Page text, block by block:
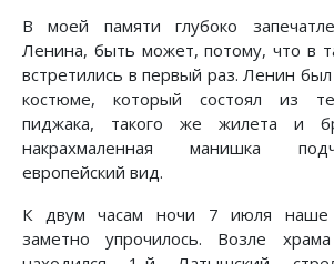
В моей памяти глубоко
Ленина, быть может, потому, что в
встретились в первый раз. Ленин
костюме, который состоял из
пиджака, такого же жилета и
накрахмаленная манишка
европейский вид.
К двум часам ночи 7 июля наше
заметно упрочилось. Возле